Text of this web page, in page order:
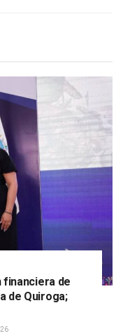
financiera de
de Quiroga;